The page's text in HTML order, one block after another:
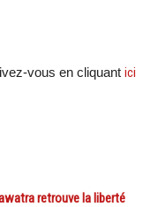
vous en cliquant ici
retrouve la liberté